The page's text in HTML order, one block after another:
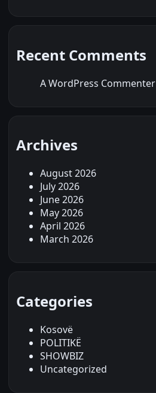
Recent Comments
A WordPress Commenter
Archives
August 2026
July 2026
June 2026
May 2026
April 2026
March 2026
Categories
Kosovë
POLITIKË
SHOWBIZ
Uncategorized